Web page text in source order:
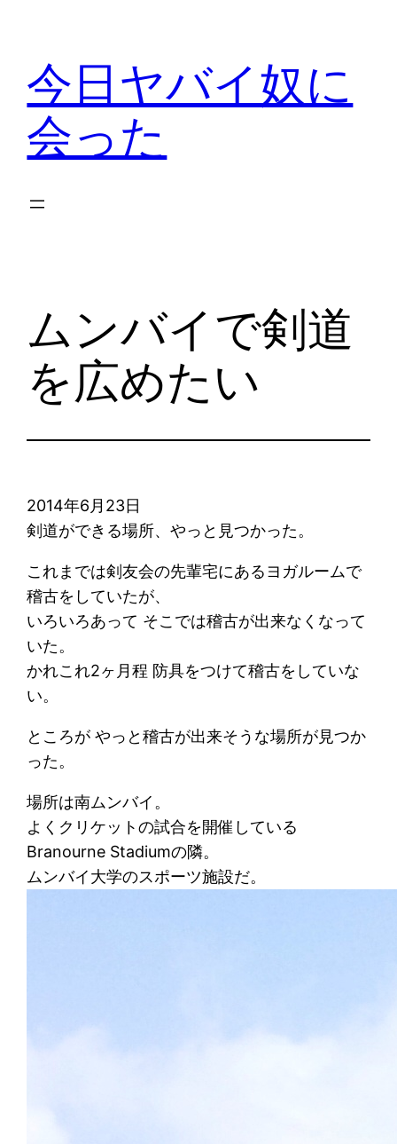
今日ヤバイ奴に
会った
ムンバイで剣道
を広めたい
2014年6月23日
剣道ができる場所、やっと見つかった。
これまでは剣友会の先輩宅にあるヨガルームで
稽古をしていたが、
いろいろあって そこでは稽古が出来なくなって
いた。
かれこれ2ヶ月程 防具をつけて稽古をしていな
い。
ところが やっと稽古が出来そうな場所が見つか
った。
場所は南ムンバイ。
よくクリケットの試合を開催している
Branourne Stadiumの隣。
ムンバイ大学のスポーツ施設だ。